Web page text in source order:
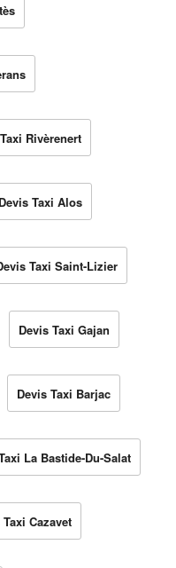
Rivèrenert
Devis Taxi Alos
Taxi Saint-Lizier
Devis Taxi Gajan
Devis Taxi Barjac
La Bastide-Du-Salat
Taxi Cazavet